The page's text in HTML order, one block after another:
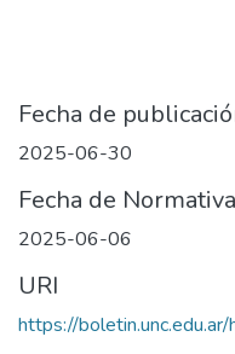
Fecha de
2025-06-30
Fecha de Normativa
2025-06-06
URI
https://